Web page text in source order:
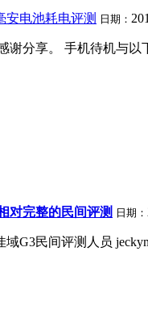
安电池耗电评测 日期：
谢分享。 手机待机与
对完整的民间评测 日期：
G3民间评测人员